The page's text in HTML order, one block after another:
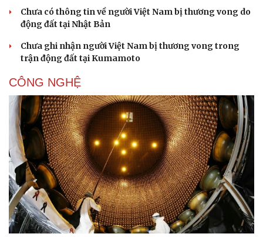
Chưa có thông tin về người Việt Nam bị thương vong do
động đất tại Nhật Bản
Chưa ghi nhận người Việt Nam bị thương vong trong
trận động đất tại Kumamoto
CÔNG NGHỆ